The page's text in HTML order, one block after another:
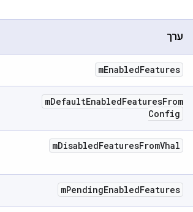
ערך
mEnabledFeatures
mDefaultEnabledFeaturesFrom
Config
mDisabledFeaturesFromVhal
mPendingEnabledFeatures